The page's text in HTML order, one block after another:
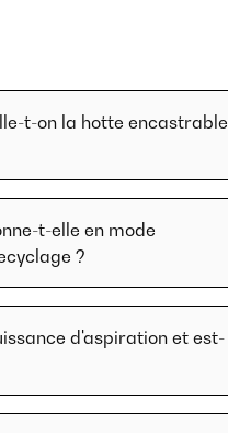
t-on la hotte encastrable
t-elle en mode
?
d'aspiration et est-